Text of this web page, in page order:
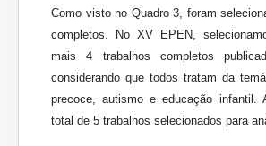
Como visto no Quadro 3, foram
completos. No XV EPEN,
mais 4 trabalhos completos
considerando que todos tratam da
precoce, autismo e educação infantil.
total de 5 trabalhos selecionados para